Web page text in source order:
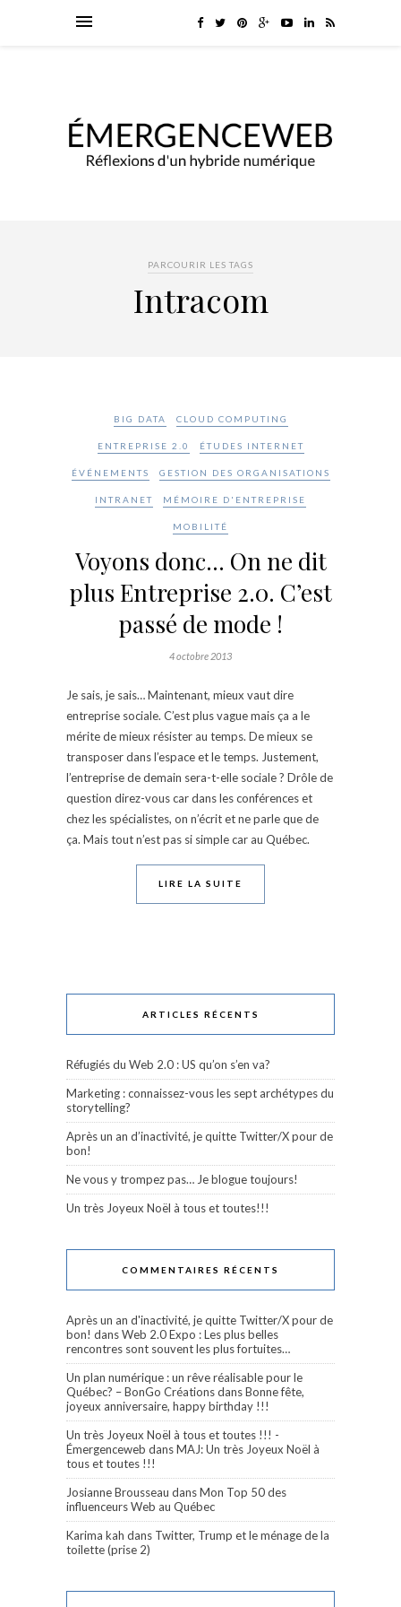
PARCOURIR LES TAGS
Intracom
BIG DATA CLOUD COMPUTING
ENTREPRISE 2.0 ÉTUDES INTERNET
ÉVÉNEMENTS GESTION DES ORGANISATIONS
INTRANET MÉMOIRE D'ENTREPRISE
MOBILITÉ
Voyons donc… On ne dit
plus Entreprise 2.0. C’est
passé de mode !
4 octobre 2013
Je sais, je sais… Maintenant, mieux vaut dire
entreprise sociale. C’est plus vague mais ça a le
mérite de mieux résister au temps. De mieux se
transposer dans l’espace et le temps. Justement,
l’entreprise de demain sera-t-elle sociale ? Drôle de
question direz-vous car dans les conférences et
chez les spécialistes, on n’écrit et ne parle que de
ça. Mais tout n’est pas si simple car au Québec.
LIRE LA SUITE
ARTICLES RÉCENTS
Réfugiés du Web 2.0 : US qu’on s’en va?
Marketing : connaissez-vous les sept archétypes du
storytelling?
Après un an d’inactivité, je quitte Twitter/X pour de
bon!
Ne vous y trompez pas… Je blogue toujours!
Un très Joyeux Noël à tous et toutes!!!
COMMENTAIRES RÉCENTS
Après un an d'inactivité, je quitte Twitter/X pour de
bon! dansWeb 2.0 Expo : Les plus belles
rencontres sont souvent les plus fortuites…
Un plan numérique : un rêve réalisable pour le
Québec? – BonGo CréationsdansBonne fête,
joyeux anniversaire, happy birthday !!!
Un très Joyeux Noël à tous et toutes !!! -
Émergenceweb dansMAJ: Un très Joyeux Noël à
tous et toutes !!!
Josianne Brousseau dansMon Top 50 des
influenceurs Web au Québec
Karima kah dans Twitter, Trump et le ménage de la
toilette (prise 2)